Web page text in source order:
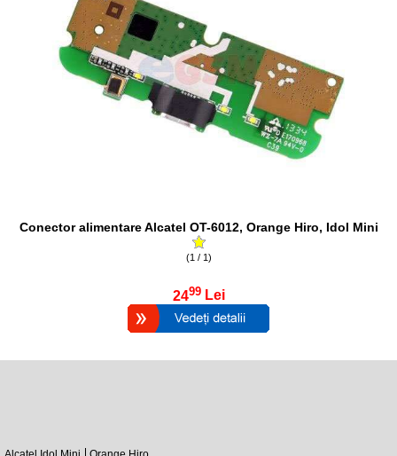
Conector alimentare Alcatel OT-6012, Orange Hiro, Idol Mini
(1 / 1)
2499 Lei